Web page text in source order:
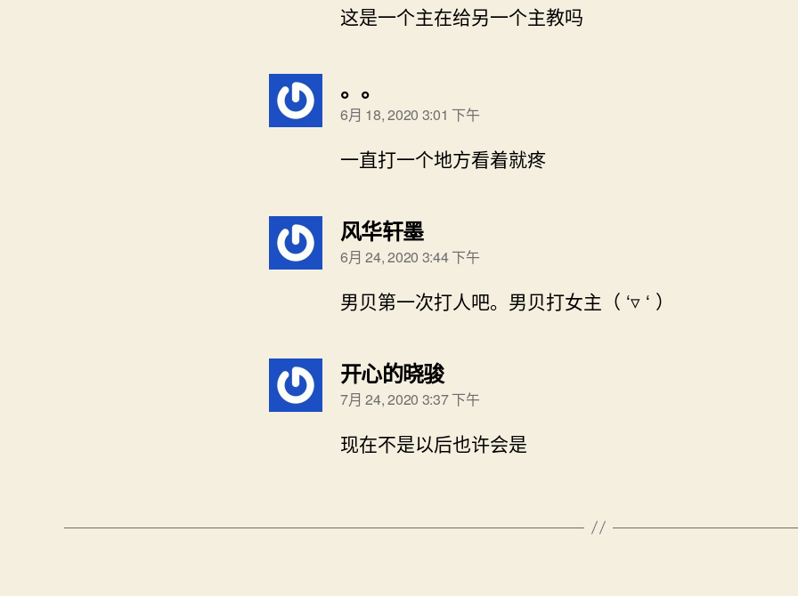
这是一个主在给另一个主教吗
。。
6月 18, 2020 3:01 下午
一直打一个地方看着就疼
风华轩墨说：
6月 24, 2020 3:44 下午
男贝第一次打人吧。男贝打女主（ ‘▿ ‘ ）
开心的晓骏说：
7月 24, 2020 3:37 下午
现在不是以后也许会是